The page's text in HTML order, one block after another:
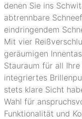
denen Sie ins
abtrennbare
eindringendem
Mit vier
geräumigen
Stauraum für all
integriertes
stets klare Sicht
Wahl für
Funktionalität und